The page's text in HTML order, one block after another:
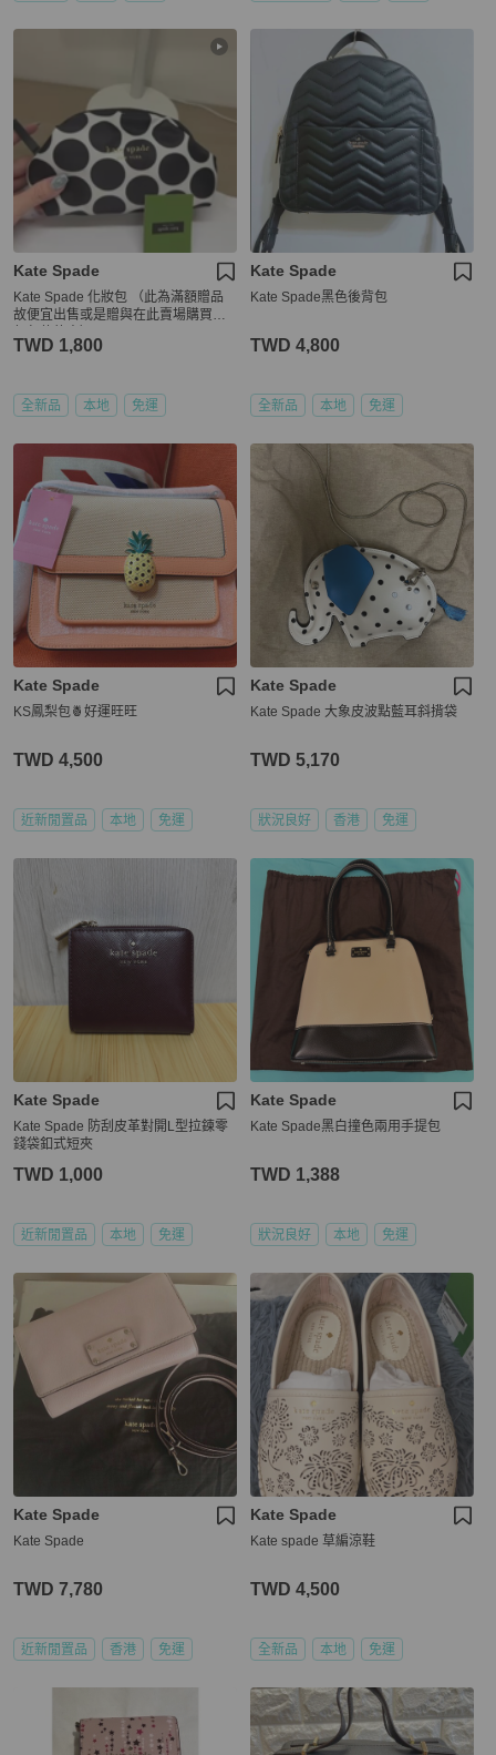
Kate Spade
Kate Spade 化妝包 （此為滿額贈品
故便宜出售或是贈與在此賣場購買任
TWD 1,800
全新品 本地 免運
Kate Spade
Kate Spade黑色後背包
TWD 4,800
全新品 本地 免運
Kate Spade
KS鳳梨包🍍好運旺旺
TWD 4,500
近新閒置品 本地 免運
Kate Spade
Kate Spade 大象皮波點藍耳斜揹袋
TWD 5,170
狀況良好 香港 免運
Kate Spade
Kate Spade 防刮皮革對開L型拉鍊零
錢袋釦式短夾
TWD 1,000
近新閒置品 本地 免運
Kate Spade
Kate Spade黑白撞色兩用手提包
TWD 1,388
狀況良好 本地 免運
Kate Spade
Kate Spade
TWD 7,780
近新閒置品 香港 免運
Kate Spade
Kate spade 草編涼鞋
TWD 4,500
全新品 本地 免運